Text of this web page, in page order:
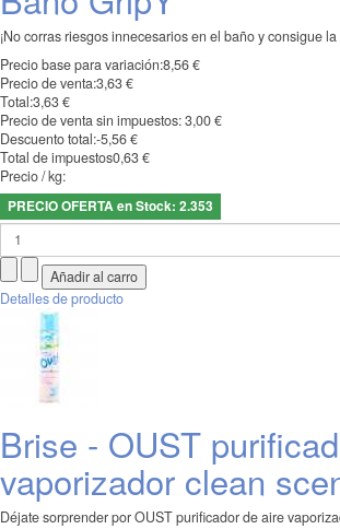
¡No corras riesgos innecesarios en el baño y consigue la
Precio base para variación:8,56 €
Precio de venta:3,63 €
Total:3,63 €
Precio de venta sin impuestos:3,00 €
Descuento total:-5,56 €
Total de impuestos0,63 €
Precio / kg:
PRECIO OFERTA en Stock: 2.353
Detalles de producto
Brise - OUST
vaporizador clean
Déjate sorprender por OUST purificador de aire